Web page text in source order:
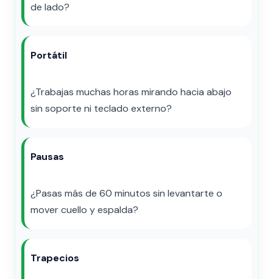
de lado?
Portátil
¿Trabajas muchas horas mirando hacia abajo
sin soporte ni teclado externo?
Pausas
¿Pasas más de 60 minutos sin levantarte o
mover cuello y espalda?
Trapecios